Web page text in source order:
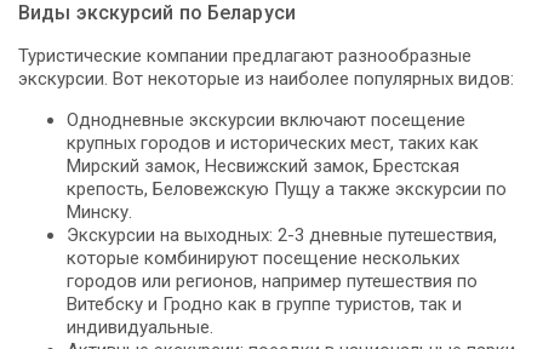
Виды экскурсий по Беларуси
Туристические компании предлагают разнообразные
экскурсии. Вот некоторые из наиболее популярных видов:
Однодневные экскурсии включают посещение
крупных городов и исторических мест, таких как
Мирский замок, Несвижский замок, Брестская
крепость, Беловежскую Пущу а также экскурсии по
Минску.
Экскурсии на выходных: 2-3 дневные путешествия,
которые комбинируют посещение нескольких
городов или регионов, например путешествия по
Витебску и Гродно как в группе туристов, так и
индивидуальные.